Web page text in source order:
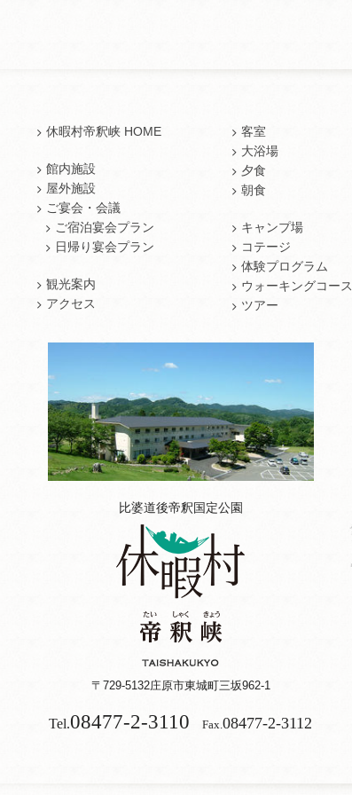
休暇村帝釈峡 HOME
館内施設
屋外施設
ご宴会・会議
ご宿泊宴会プラン
日帰り宴会プラン
観光案内
アクセス
客室
大浴場
夕食
朝食
キャンプ場
コテージ
体験プログラム
ウォーキングコース
ツアー
比婆道後帝釈国定公園
〒729-5132庄原市東城町三坂962-1
Tel.08477-2-3110 Fax. 08477-2-3112